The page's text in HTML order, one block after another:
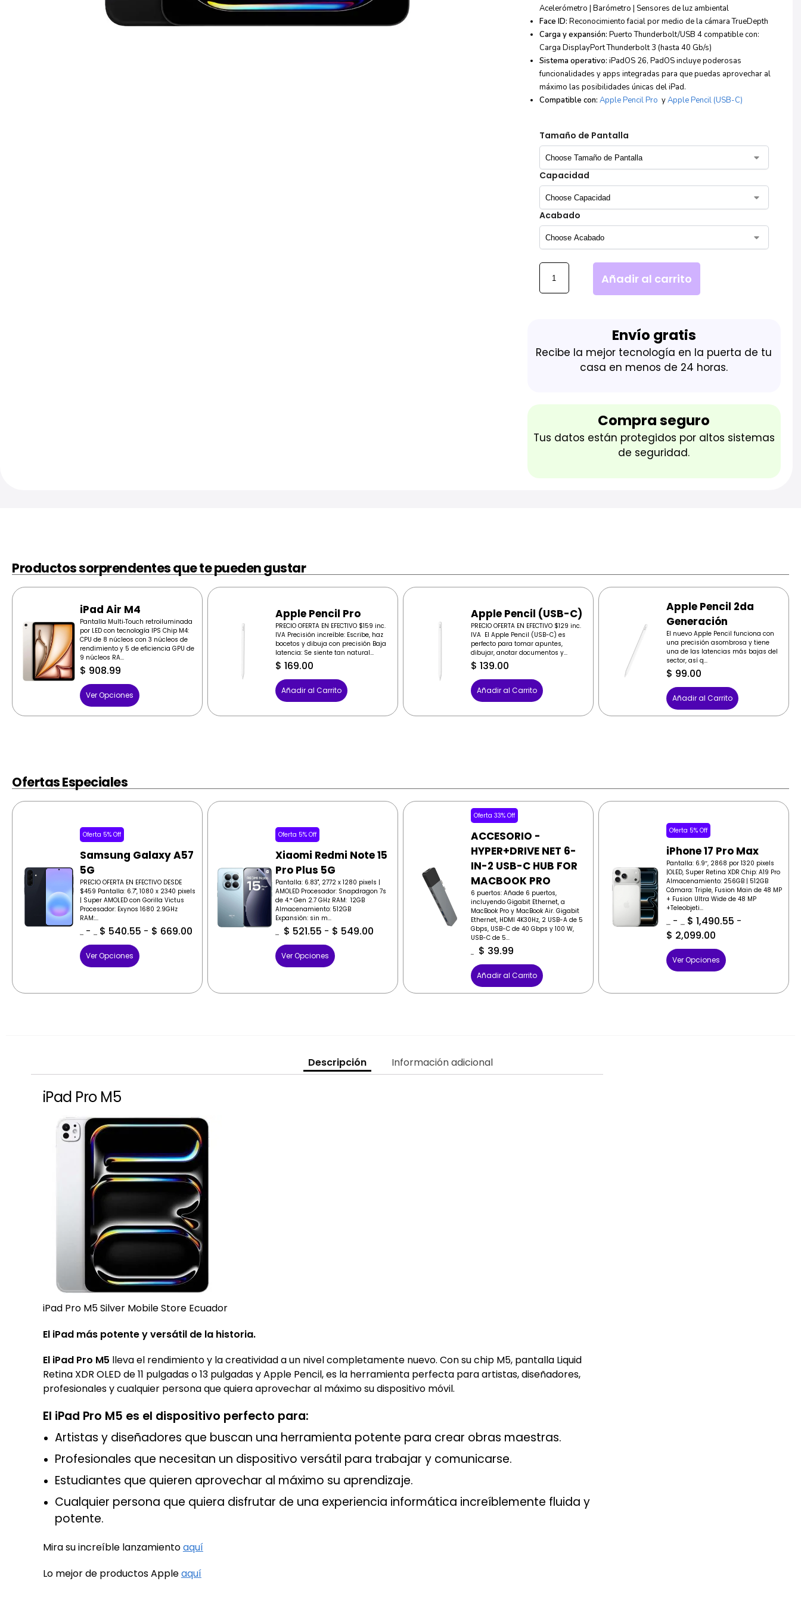
Acelerómetro | Barómetro | Sensores de luz ambiental
Face ID: Reconocimiento facial por medio de la cámara TrueDepth
Carga y expansión: Puerto Thunderbolt/USB 4 compatible con:
Carga DisplayPort Thunderbolt 3 (hasta 40 Gb/s)
Sistema operativo: iPadOS 26, PadOS incluye poderosas
funcionalidades y apps integradas para que puedas aprovechar al
máximo las posibilidades únicas del iPad.
Compatible con: Apple Pencil Pro yApple Pencil (USB-C)
Tamaño de Pantalla
Capacidad
Acabado
Añadir al carrito
Envío gratis
Recibe la mejor tecnología en la puerta de tu
casa en menos de 24 horas.
Compra seguro
Tus datos están protegidos por altos sistemas
de seguridad.
Productos sorprendentes que te pueden gustar
iPad Air M4
Pantalla Multi‑Touch retroiluminada
por LED con tecnología IPS Chip M4:
CPU de 8 núcleos con 3 núcleos de
rendimiento y 5 de eficiencia GPU de
9 núcleos RA...
$ 908.99
Ver Opciones
Apple Pencil Pro
PRECIO OFERTA EN EFECTIVO $159 inc.
IVA Precisión increíble: Escribe, haz
bocetos y dibuja con precisión Baja
latencia: Se siente tan natural...
$ 169.00
Añadir al Carrito
Apple Pencil (USB-C)
PRECIO OFERTA EN EFECTIVO $129 inc.
IVA El Apple Pencil (USB-C) es
perfecto para tomar apuntes,
dibujar, anotar documentos y...
$ 139.00
Añadir al Carrito
Apple Pencil 2da
Generación
El nuevo Apple Pencil funciona con
una precisión asombrosa y tiene
una de las latencias más bajas del
sector, así q...
$ 99.00
Añadir al Carrito
Ofertas Especiales
Oferta 5% Off
Samsung Galaxy A57
5G
PRECIO OFERTA EN EFECTIVO DESDE
$459 Pantalla: 6.7", 1080 x 2340 pixels
| Super AMOLED con Gorilla Victus
Procesador: Exynos 1680 2.9GHz
RAM:...
- $ 540.55 - $ 669.00
Ver Opciones
Oferta 5% Off
Xiaomi Redmi Note 15
Pro Plus 5G
Pantalla: 6.83", 2772 x 1280 pixels |
AMOLED Procesador: Snapdragon 7s
de 4.ª Gen 2.7 GHz RAM: 12GB
Almacenamiento: 512GB
Expansión: sin m...
$ 521.55 - $ 549.00
Ver Opciones
Oferta 33% Off
ACCESORIO -
HYPER+DRIVE NET 6-
IN-2 USB-C HUB FOR
MACBOOK PRO
6 puertos: Añade 6 puertos,
incluyendo Gigabit Ethernet, a
MacBook Pro y MacBook Air. Gigabit
Ethernet, HDMI 4K30Hz, 2 USB-A de 5
Gbps, USB-C de 40 Gbps y 100 W,
USB-C de 5...
$ 39.99
Añadir al Carrito
Oferta 5% Off
iPhone 17 Pro Max
Pantalla: 6.9″, 2868 por 1320 pixels
|OLED, Super Retina XDR Chip: A19 Pro
Almacenamiento: 256GB | 512GB
Cámara: Triple, Fusion Main de 48 MP
+ Fusion Ultra Wide de 48 MP
+Teleobjeti...
- $ 1,490.55 -
$ 2,099.00
Ver Opciones
Descripción Información adicional
iPad Pro M5
iPad Pro M5 Silver Mobile Store Ecuador
El iPad más potente y versátil de la historia.
El iPad Pro M5 lleva el rendimiento y la creatividad a un nivel completamente nuevo. Con su chip M5, pantalla Liquid
Retina XDR OLED de 11 pulgadas o 13 pulgadas y Apple Pencil, es la herramienta perfecta para artistas, diseñadores,
profesionales y cualquier persona que quiera aprovechar al máximo su dispositivo móvil.
El iPad Pro M5 es el dispositivo perfecto para:
Artistas y diseñadores que buscan una herramienta potente para crear obras maestras.
Profesionales que necesitan un dispositivo versátil para trabajar y comunicarse.
Estudiantes que quieren aprovechar al máximo su aprendizaje.
Cualquier persona que quiera disfrutar de una experiencia informática increíblemente fluida y
potente.
Mira su increíble lanzamientoaquí
Lo mejor de productos Appleaquí